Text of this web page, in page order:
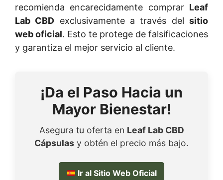
recomienda encarecidamente comprar Leaf
Lab CBD exclusivamente a través delsitio
web oficial. Esto te protege de falsificaciones
y garantiza el mejor servicio al cliente.
¡Da el Paso Hacia un
Mayor Bienestar!
Asegura tu oferta en Leaf Lab CBD
Cápsulas y obtén el precio más bajo.
Ir al Sitio Web Oficial